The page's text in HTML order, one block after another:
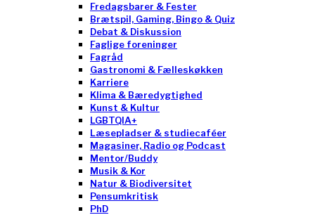
Fredagsbarer & Fester
Brætspil, Gaming, Bingo & Quiz
Debat & Diskussion
Faglige foreninger
Fagråd
Gastronomi & Fælleskøkken
Karriere
Klima & Bæredygtighed
Kunst & Kultur
LGBTQIA+
Læsepladser & studiecaféer
Magasiner, Radio og Podcast
Mentor/Buddy
Musik & Kor
Natur & Biodiversitet
Pensumkritisk
PhD